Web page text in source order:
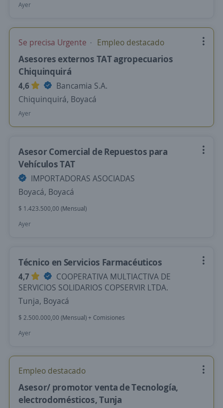
Ayer
Se precisa Urgente Empleo destacado
Asesores externos TAT agropecuarios
Chiquinquirá
4,6
Bancamia S.A.
Chiquinquirá, Boyacá
Ayer
Asesor Comercial de Repuestos para
Vehículos TAT
IMPORTADORAS ASOCIADAS
Boyacá, Boyacá
$ 1.423.500,00 (Mensual)
Ayer
Técnico en Servicios Farmacéuticos
4,7
COOPERATIVA MULTIACTIVA DE
SERVICIOS SOLIDARIOS COPSERVIR LTDA.
Tunja, Boyacá
$ 2.500.000,00 (Mensual) + Comisiones
Ayer
Empleo destacado
Asesor/ promotor venta de Tecnología,
electrodomésticos, Tunja